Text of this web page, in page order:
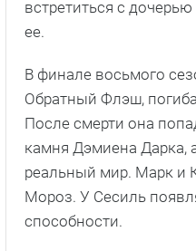
встретиться с
ее.
В финале восьмого
Обратный Флэш,
После смерти она
камня Дэмиена Дарка,
реальный мир. Марк и
Мороз. У Сесиль
способности.